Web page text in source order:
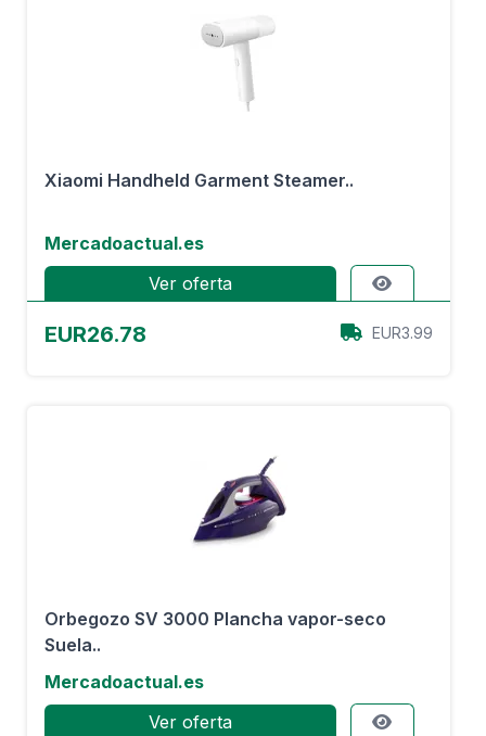
Xiaomi Handheld Garment Steamer..
Mercadoactual.es
Ver oferta
EUR26.78 EUR3.99
Orbegozo SV 3000 Plancha vapor-seco
Suela..
Mercadoactual.es
Ver oferta